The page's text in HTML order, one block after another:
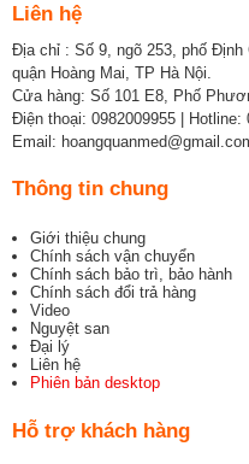
Liên hệ
Địa chỉ : Số 9, ngõ 253, phố
quận Hoàng Mai, TP Hà Nội.
Cửa hàng: Số 101 E8, Phố
Điện thoại: 0982009955 | Hotline:
Email:
Thông tin chung
Giới thiệu chung
Chính sách vận chuyển
Chính sách bảo trì, bảo hành
Chính sách đổi trả hàng
Video
Nguyệt san
Đại lý
Liên hệ
Phiên bản desktop
Hỗ trợ khách hàng